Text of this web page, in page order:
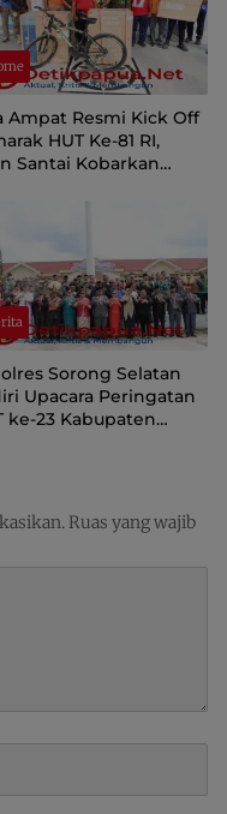
Ampat Resmi Kick Off
HUT Ke-81 RI,
Santai Kobarkan
Sorong Selatan
Upacara Peringatan
ke-23 Kabupaten
Ruas yang wajib